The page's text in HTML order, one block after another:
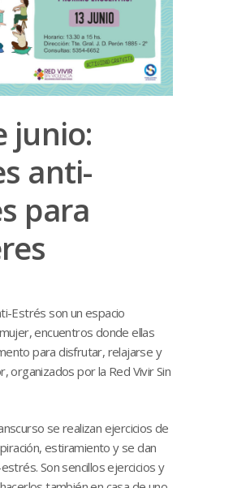
junio:
anti-
para
Estrés son un espacio
encuentros donde ellas
para disfrutar, relajarse y
organizados por la Red Vivir Sin
se realizan ejercicios de
estiramiento y se dan
Son sencillos ejercicios y